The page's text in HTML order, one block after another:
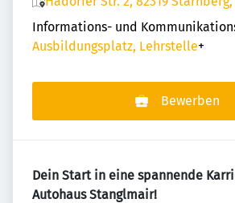
Informations- und
Ausbildungsplatz, Lehrstelle+
Bewerben
Dein Start in eine spannende
Autohaus Stanglmair!